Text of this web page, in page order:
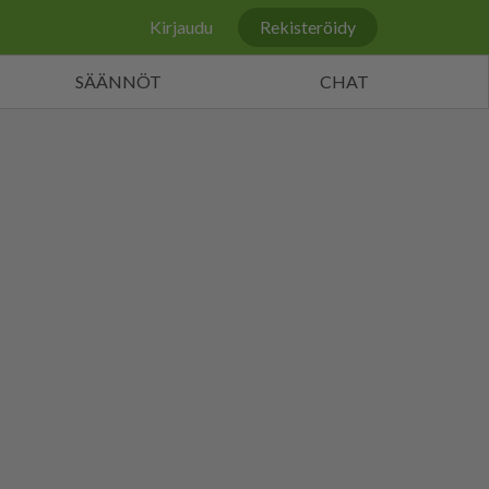
Kirjaudu Rekisteröidy
SÄÄNNÖT CHAT